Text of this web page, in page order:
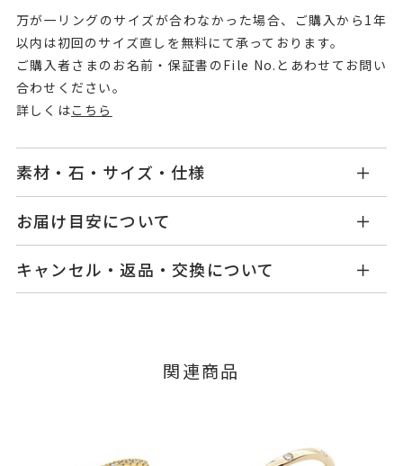
万が一リングのサイズが合わなかった場合、ご購入から1年
以内は初回のサイズ直しを無料にて承っております。
ご購入者さまのお名前・保証書のFile No.とあわせてお問い
合わせください。
詳しくはこちら
素材・石・サイズ・仕様
品番
MC2307R001WDYG1
素材
K10イエローゴールド
石
ダイヤモンド
サイズ直し ±1まで可
リング幅 最大：約1.2mm/最
お届け目安について
せ。
ご注文およびご入金確認後、以下の日程にて発送
■お届け目安が「3営業日以内に発送」の商品
発送いたします。
キャンセル・返品・交換について
ージの購入履歴一覧よりご注文状況をご確認いた
メンバーシップ未登録のお客さまは、お問い合
関連商品